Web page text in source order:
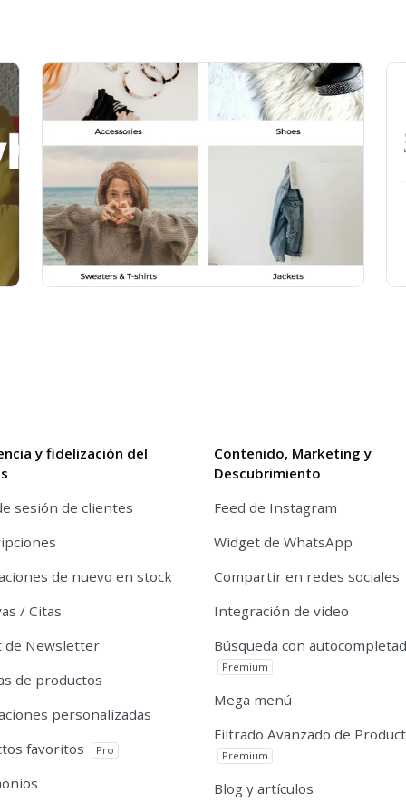
y fidelización del
sesión de clientes
de nuevo en stock
/ Citas
de Newsletter
de productos
personalizadas
favoritos
Pro
Contenido, Marketing y
Descubrimiento
Feed de Instagram
Widget de WhatsApp
Compartir en redes sociales
Integración de vídeo
Búsqueda con
Premium
Mega menú
Filtrado Avanzado de
Premium
Blog y artículos